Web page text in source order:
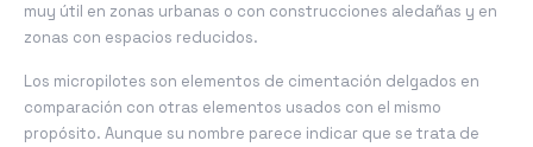
muy útil en zonas urbanas o con construcciones aledañas y en
zonas con espacios reducidos.
Los micropilotes son elementos de cimentación delgados en
comparación con otras elementos usados con el mismo
propósito. Aunque su nombre parece indicar que se trata de